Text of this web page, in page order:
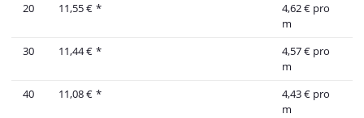
20
11,55 € *
4,62 € pro
m
30
11,44 € *
4,57 € pro
m
40
11,08 € *
4,43 € pro
m